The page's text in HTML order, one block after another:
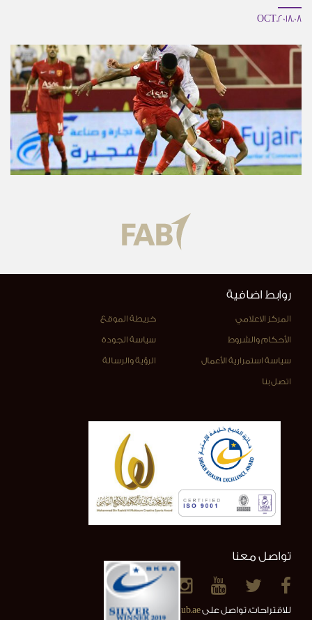
08.OCT.2018
روابط اضافية
المركز الاعلامي خريطة الموقع
الأحكام والشروط سياسة الجودة
سياسة استمرارية الأعمال الرؤية والرسالة
اتصل بنا
تواصل معنا
للاقتراحات، تواصل علىinfo@alainclub.ae